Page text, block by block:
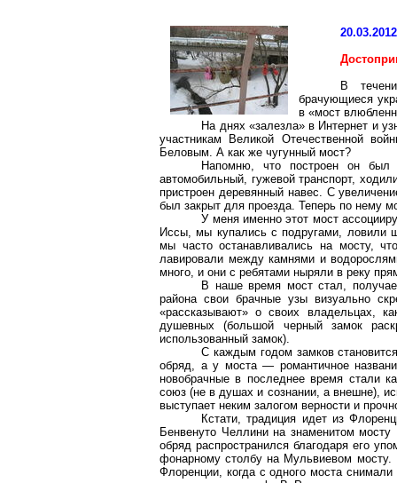
20.03.2012
В
брачующиеся
в «мост
На днях «залезла» в Интернет и
участникам Великой Отечественной
Беловым. А как же чугунный мост?
Напомню, что построен он
автомобильный, гужевой транспорт,
пристроен деревянный навес. С
был закрыт для проезда. Теперь по нему
У меня именно этот мост
Иссы, мы купались с подругами, ловили
мы часто останавливались на мосту,
лавировали между камнями и
много, и они с ребятами ныряли в реку
В наше время мост стал,
района свои брачные узы визуально
«рассказывают» о своих владельцах,
душевных (большой черный замок
использованный замок).
С каждым годом замков
обряд, а у моста — романтичное
новобрачные в последнее время стали
союз (не в душах и сознании, а внешне),
выступает неким залогом верности и
Кстати, традиция идет из
Бенвенуто Челлини на знаменитом
обряд распространился благодаря его
фонарному столбу на Мульвиевом
Флоренции, когда с одного моста